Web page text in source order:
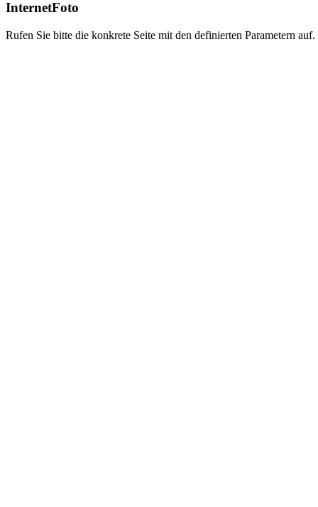
InternetFoto
Rufen Sie bitte die konkrete Seite mit den definierten Parametern auf.